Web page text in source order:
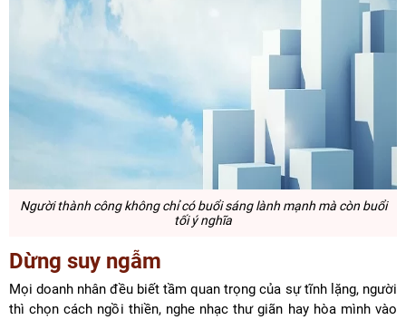
Người thành công không chỉ có buổi sáng lành mạnh mà còn buổi
tối ý nghĩa
Dừng suy ngẫm
Mọi doanh nhân đều biết tầm quan trọng của sự tĩnh lặng, người
thì chọn cách ngồi thiền, nghe nhạc thư giãn hay hòa mình vào